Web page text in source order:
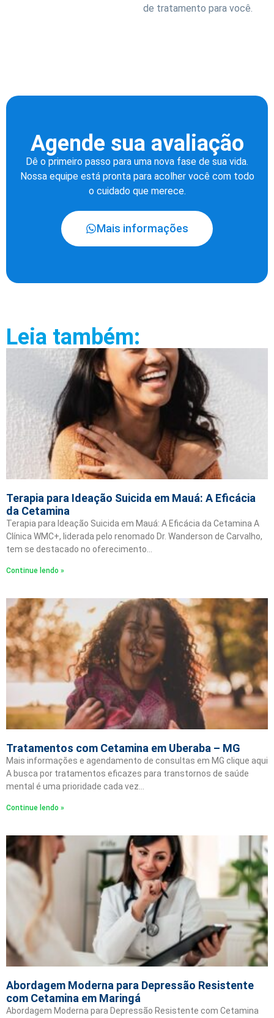
de tratamento para você.
Agende sua avaliação
Dê o primeiro passo para uma nova fase de sua vida.
Nossa equipe está pronta para acolher você com todo
o cuidado que merece.
Mais informações
Leia também:
Terapia para Ideação Suicida em Mauá: A Eficácia
da Cetamina
Terapia para Ideação Suicida em Mauá: A Eficácia da Cetamina A
Clínica WMC+, liderada pelo renomado Dr. Wanderson de Carvalho,
tem se destacado no oferecimento…
Continue lendo »
Tratamentos com Cetamina em Uberaba – MG
Mais informações e agendamento de consultas em MG clique aqui
A busca por tratamentos eficazes para transtornos de saúde
mental é uma prioridade cada vez…
Continue lendo »
Abordagem Moderna para Depressão Resistente
com Cetamina em Maringá
Abordagem Moderna para Depressão Resistente com Cetamina